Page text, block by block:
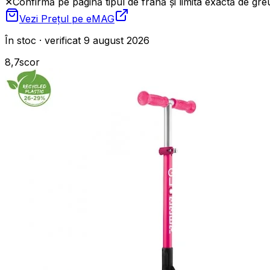
Vezi Prețul pe eMAG
În stoc · verificat 9 august 2026
8,7scor